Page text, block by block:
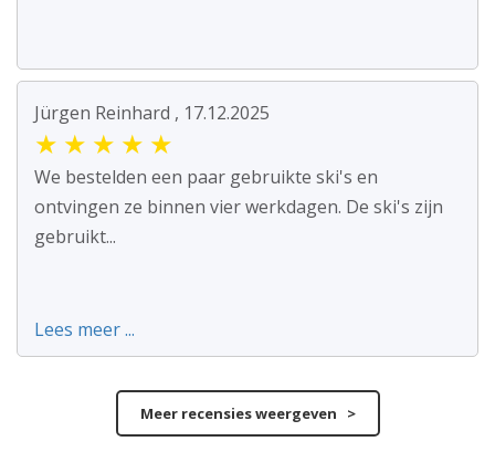
Jürgen Reinhard , 17.12.2025
★ ★ ★ ★ ★
We bestelden een paar gebruikte ski's en
ontvingen ze binnen vier werkdagen. De ski's zijn
gebruikt...
Lees meer ...
Meer recensies weergeven >